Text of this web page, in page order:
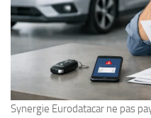
Synergie Eurodatacar ne pas